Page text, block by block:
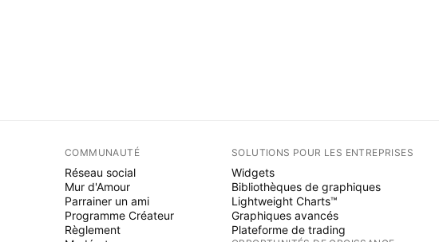
COMMUNAUTÉ
Réseau social
Mur d'Amour
Parrainer un ami
Programme Créateur
Règlement
SOLUTIONS POUR LES ENTREPRISES
Widgets
Bibliothèques de graphiques
Lightweight Charts™
Graphiques avancés
Plateforme de trading